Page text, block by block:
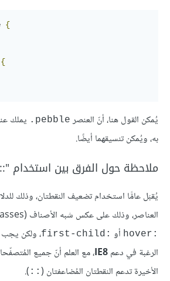
{
{
يُمكن القول هنا، أنّ العنصر pebble.
يملك
به، ويُمكن تنسيقهما أيضًا.
ملاحظة حول الفرق بين استخدام
يُقبَل عامًّا استخدام تضعيف النقطتان، وذلك
العناصر، وذلك على عكس شبه الأصناف (pseudo-classes) مثل
:hover أو :first-child ، ولكن
الرغبة في دعمIE8، مع العلم أنّ جميع
الأخيرة تدعم النقطتان المُضاعفتان ( ::
).